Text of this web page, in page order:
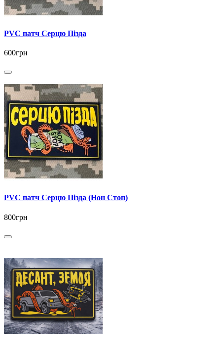
PVC патч Серцю Пізда
600грн
PVC патч Серцю Пізда (Нон Стоп)
800грн